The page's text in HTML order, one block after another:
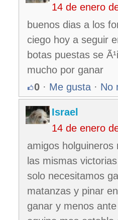
14 de enero
buenos dias a los
ciego hoy a seguir
botas puestas se
mucho por ganar
0 · Me gusta · No
Israel
14 de enero
amigos
las mismas
solo necesitamos
matanzas y pinar
ganar y menos